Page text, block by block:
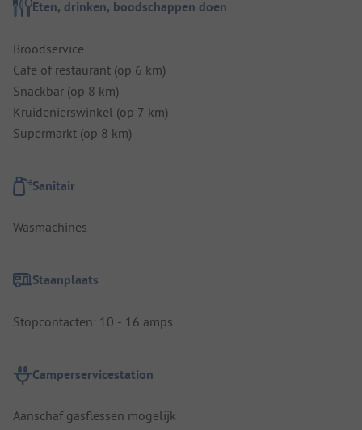
Eten, drinken, boodschappen doen
Broodservice
Cafe of restaurant (op 6 km)
Snackbar (op 8 km)
Kruidenierswinkel (op 7 km)
Supermarkt (op 8 km)
Sanitair
Wasmachines
Staanplaats
Stopcontacten: 10 - 16 amps
Camperservicestation
Aanschaf gasflessen mogelijk